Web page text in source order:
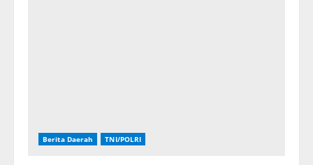
Berita Daerah TNI/POLRI